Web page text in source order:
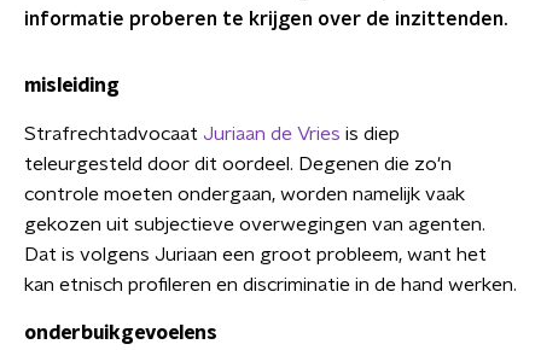
informatie proberen te krijgen over de inzittenden.
misleiding
Strafrechtadvocaat Juriaan de Vries is diep
teleurgesteld door dit oordeel. Degenen die zo'n
controle moeten ondergaan, worden namelijk vaak
gekozen uit subjectieve overwegingen van agenten.
Dat is volgens Juriaan een groot probleem, want het
kan etnisch profileren en discriminatie in de hand werken.
onderbuikgevoelens